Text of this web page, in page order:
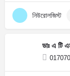
নিউরোলজিস্ট
ডাঃ এ টি